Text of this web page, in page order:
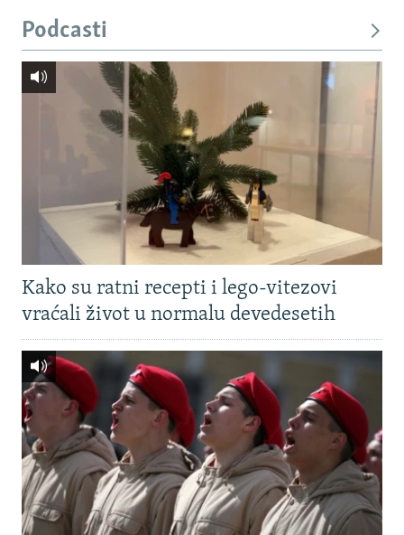
Podcasti
Kako su ratni recepti i lego-vitezovi
vraćali život u normalu devedesetih